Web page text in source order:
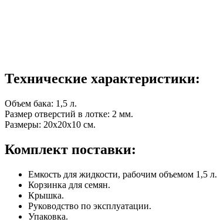
Технические характеристики:
Объем бака: 1,5 л.
Размер отверстий в лотке: 2 мм.
Размеры: 20х20х10 см.
Комплект поставки:
Емкость для жидкости, рабочим объемом 1,5 л.
Корзинка для семян.
Крышка.
Руководство по эксплуатации.
Упаковка.